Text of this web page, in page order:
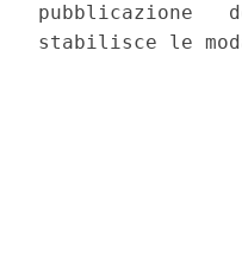
pubblicazione